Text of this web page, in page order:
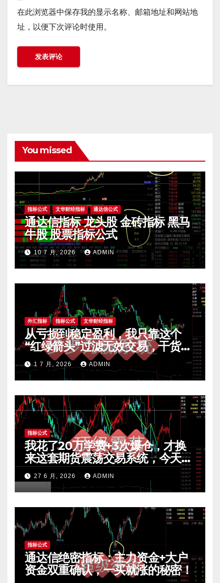
在此浏览器中保存我的显示名称、邮箱地址和网站地
址，以便下次评论时使用。
You missed
指标公式 文华财经指标 通达信公式
通达信指标 龙头股 金砖指标 黑马
牛股 股票指标公式
10 7 月, 2026 ADMIN
外汇指标 指标公式 文华财经指标
从亏损到稳定盈利，我只靠这个
“红绿箭头”过滤无效交易，干货全
公开 mt4指标
1 7 月, 2026 ADMIN
指标公式
我花了20万学费+3次爆仓，才换
来这套期货震荡交易系统，今天免
费公开核心逻辑
27 6 月, 2026 ADMIN
指标公式
通达信绝密指标：主力资金+大户
资金双重确认，一买就涨的秘密！